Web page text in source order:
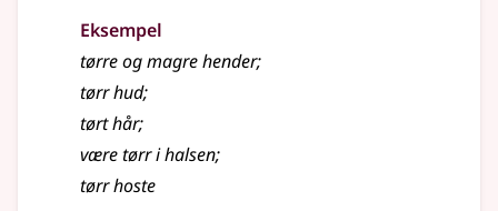
Eksempel
tørreog magre hender;
tørr hud;
tørt hår;
være tørr i halsen;
tørr hoste